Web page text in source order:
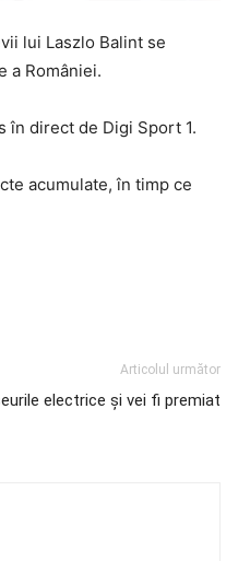
lui Laszlo Balint se
a României.
în direct de Digi Sport 1.
acumulate, în timp ce
Articolul următor
electrice și vei fi premiat